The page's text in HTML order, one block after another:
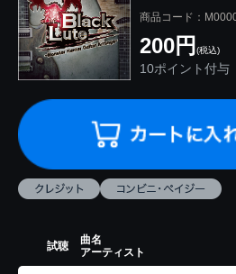
商品コード：
200円 (税込)
10ポイント付与
試聴
曲名
アーティスト